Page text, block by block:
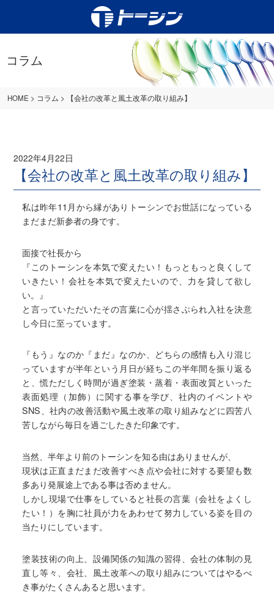
コラム
HOME > コラム > 【会社の改革と風土改革の取り組み】
2022年4月22日
【会社の改革と風土改革の取り組み】
私は昨年11月から縁がありトーシンでお世話になっている
まだまだ新参者の身です。
面接で社長から
『このトーシンを本気で変えたい！もっともっと良くして
いきたい！会社を本気で変えたいので、力を貸して欲し
い。』
と言っていただいたその言葉に心が揺さぶられ入社を決意
し今日に至っています。
『もう』なのか『まだ』なのか、どちらの感情も入り混じ
っていますが半年という月日が経ちこの半年間を振り返る
と、慌ただしく時間が過ぎ塗装・蒸着・表面改質といった
表面処理（加飾）に関する事を学び、社内のイベントや
SNS、社内の改善活動や風土改革の取り組みなどに四苦八
苦しながら毎日を過ごしたきた印象です。
当然、半年より前のトーシンを知る由はありませんが、
現状は正直まだまだ改善すべき点や会社に対する要望も数
多あり発展途上である事は否めません。
しかし現場で仕事をしていると社長の言葉（会社をよくし
たい！）を胸に社員が力をあわせて努力している姿を目の
当たりにしています。
塗装技術の向上、設備関係の知識の習得、会社の体制の見
直し等々、会社、風土改革への取り組みについてはやるべ
き事がたくさんあると思います。